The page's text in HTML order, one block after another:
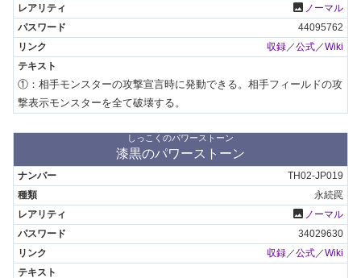
photo ノーマル
44095762
収録／公式／Wiki
①：相手モンスターの攻撃宣言時に発動できる。相手フィールドの攻
撃表示モンスターを全て破壊する。
しっこくのパワーストーン
漆黒のパワーストーン
TH02-JP019
永続罠
photo ノーマル
34029630
収録／公式／Wiki